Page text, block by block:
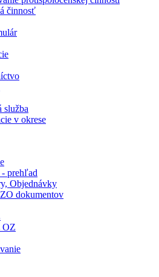
činnosť
služba
v okrese
prehľad
Objednávky
dokumentov
OZ